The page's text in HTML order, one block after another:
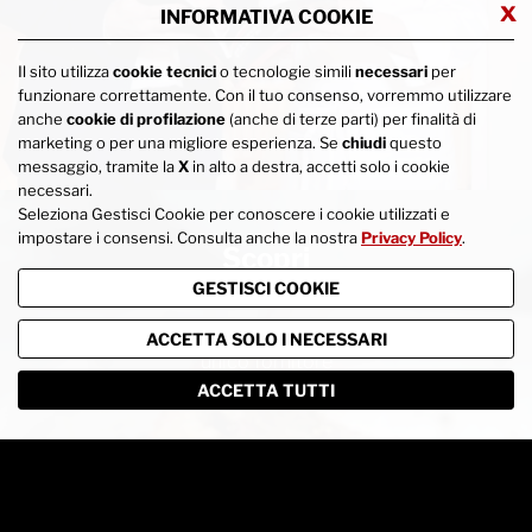
x
INFORMATIVA COOKIE
Il sito utilizzacookie tecnicio tecnologie similinecessari per
funzionare correttamente. Con il tuo consenso, vorremmo utilizzare
anche cookie di profilazione(anche di terze parti) per finalità di
marketing o per una migliore esperienza. Se chiudiquesto
messaggio, tramite laX in alto a destra, accetti solo i cookie
necessari.
Seleziona Gestisci Cookie per conoscere i cookie utilizzati e
impostare i consensi. Consulta anche la nostraPrivacy Policy.
GESTISCI COOKIE
ACCETTA SOLO I NECESSARI
ACCETTA TUTTI
i nostri prodotti
Oltre 30.000 referenze in unica consegna
unico fornitore